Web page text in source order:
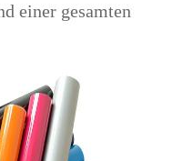
einer gesamten